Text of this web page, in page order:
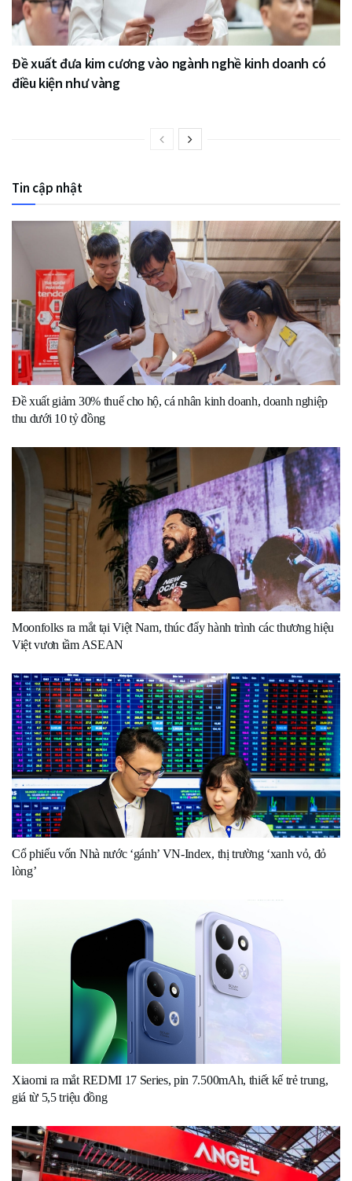
Đề xuất đưa kim cương vào ngành nghề kinh doanh có
điều kiện như vàng
Tin cập nhật
Đề xuất giảm 30% thuế cho hộ, cá nhân kinh doanh, doanh nghiệp
thu dưới 10 tỷ đồng
Moonfolks ra mắt tại Việt Nam, thúc đẩy hành trình các thương hiệu
Việt vươn tầm ASEAN
Cổ phiếu vốn Nhà nước ‘gánh’ VN-Index, thị trường ‘xanh vỏ, đỏ
lòng’
Xiaomi ra mắt REDMI 17 Series, pin 7.500mAh, thiết kế trẻ trung,
giá từ 5,5 triệu đồng